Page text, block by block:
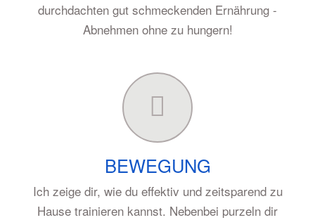
durchdachten gut schmeckenden Ernährung -
Abnehmen ohne zu hungern!
BEWEGUNG
Ich zeige dir, wie du effektiv und zeitsparend zu
Hause trainieren kannst. Nebenbei purzeln dir